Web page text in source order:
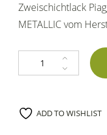
Zweischichtlack
METALLIC vom
Lackstift Piaggio 717C
ADD TO WISHLIST